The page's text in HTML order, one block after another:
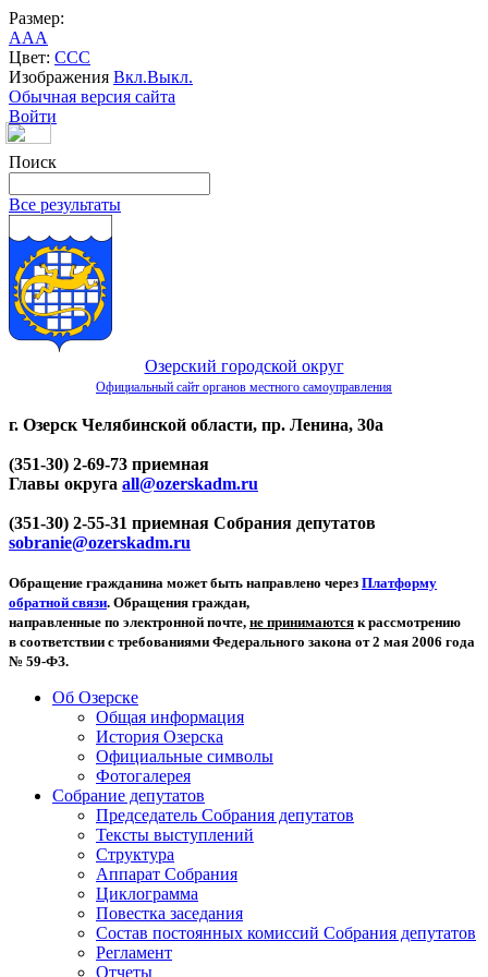
Размер:
AAA
Цвет: CCC
Изображения Вкл.Выкл.
Обычная версия сайта
Войти
Поиск
Все результаты
Озерский городской округ
Официальный сайт органов местного самоуправления
г. Озерск Челябинской области, пр. Ленина, 30а
(351-30) 2-69-73 приемная
Главы округа all@ozerskadm.ru
(351-30) 2-55-31 приемная Собрания депутатов
sobranie@ozerskadm.ru
Обращение гражданина может быть направлено через Платформу
обратной связи. Обращения граждан,
направленные по электронной почте, не принимаются к рассмотрению
в соответствии с требованиями Федерального закона от 2 мая 2006 года
№ 59-ФЗ.
Об Озерске
Общая информация
История Озерска
Официальные символы
Фотогалерея
Собрание депутатов
Председатель Собрания депутатов
Тексты выступлений
Структура
Аппарат Собрания
Циклограмма
Повестка заседания
Состав постоянных комиссий Собрания депутатов
Регламент
Отчеты